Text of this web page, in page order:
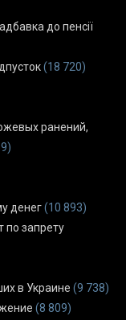
до пенсії
(18 720)
ранений,
денег(10 893)
по запрету
в Украине (9 738)
(8 809)